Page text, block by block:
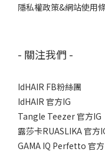
隱私權政策&網站使用
- 關注我們 -
IdHAIR FB粉絲團
IdHAIR 官方IG
Tangle Teezer 官方IG
露莎卡RUASLIKA 官方
GAMA IQ Perfetto 官